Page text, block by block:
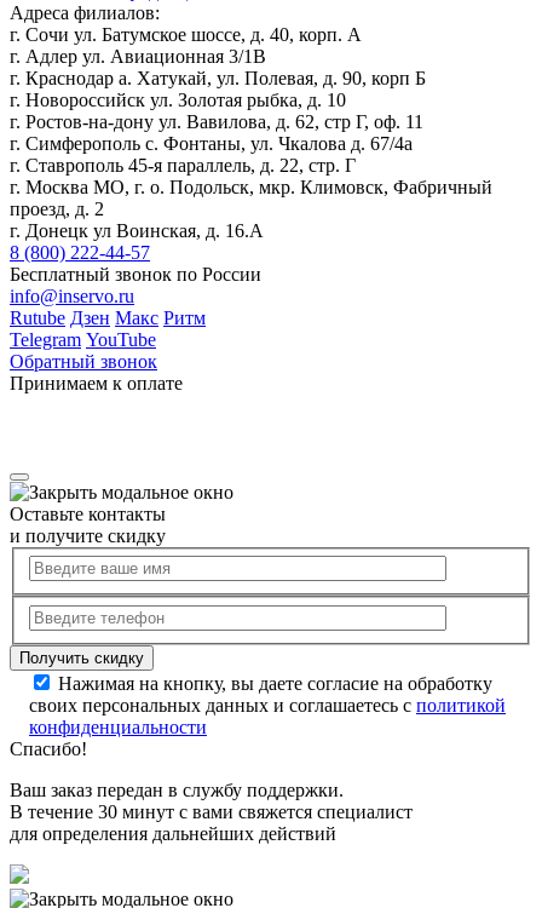
Адреса филиалов:
г. Сочи ул. Батумское шоссе, д. 40, корп. А
г. Адлер ул. Авиационная 3/1В
г. Краснодар а. Хатукай, ул. Полевая, д. 90, корп Б
г. Новороссийск ул. Золотая рыбка, д. 10
г. Ростов-на-дону ул. Вавилова, д. 62, стр Г, оф. 11
г. Симферополь с. Фонтаны, ул. Чкалова д. 67/4а
г. Ставрополь 45-я параллель, д. 22, стр. Г
г. Москва МО, г. о. Подольск, мкр. Климовск, Фабричный
проезд, д. 2
г. Донецк ул Воинская, д. 16.А
8 (800) 222-44-57
Бесплатный звонок по России
info@inservo.ru
Rutube Дзен Макс Ритм
Telegram YouTube
Обратный звонок
Принимаем к оплате
Оставьте контакты
и получите скидку
Нажимая на кнопку, вы даете согласие на обработку
своих персональных данных и соглашаетесь с политикой
конфиденциальности
Спасибо!
Ваш заказ передан в службу поддержки.
В течение 30 минут с вами свяжется специалист
для определения дальнейших действий